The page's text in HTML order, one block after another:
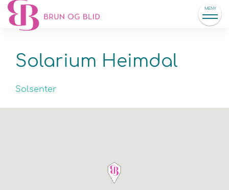
MENY
Solarium Heimdal
Solsenter